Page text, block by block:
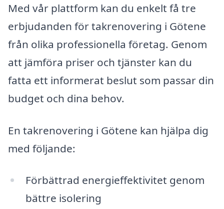
Med vår plattform kan du enkelt få tre
erbjudanden för takrenovering i Götene
från olika professionella företag. Genom
att jämföra priser och tjänster kan du
fatta ett informerat beslut som passar din
budget och dina behov.
En takrenovering i Götene kan hjälpa dig
med följande:
Förbättrad energieffektivitet genom
bättre isolering